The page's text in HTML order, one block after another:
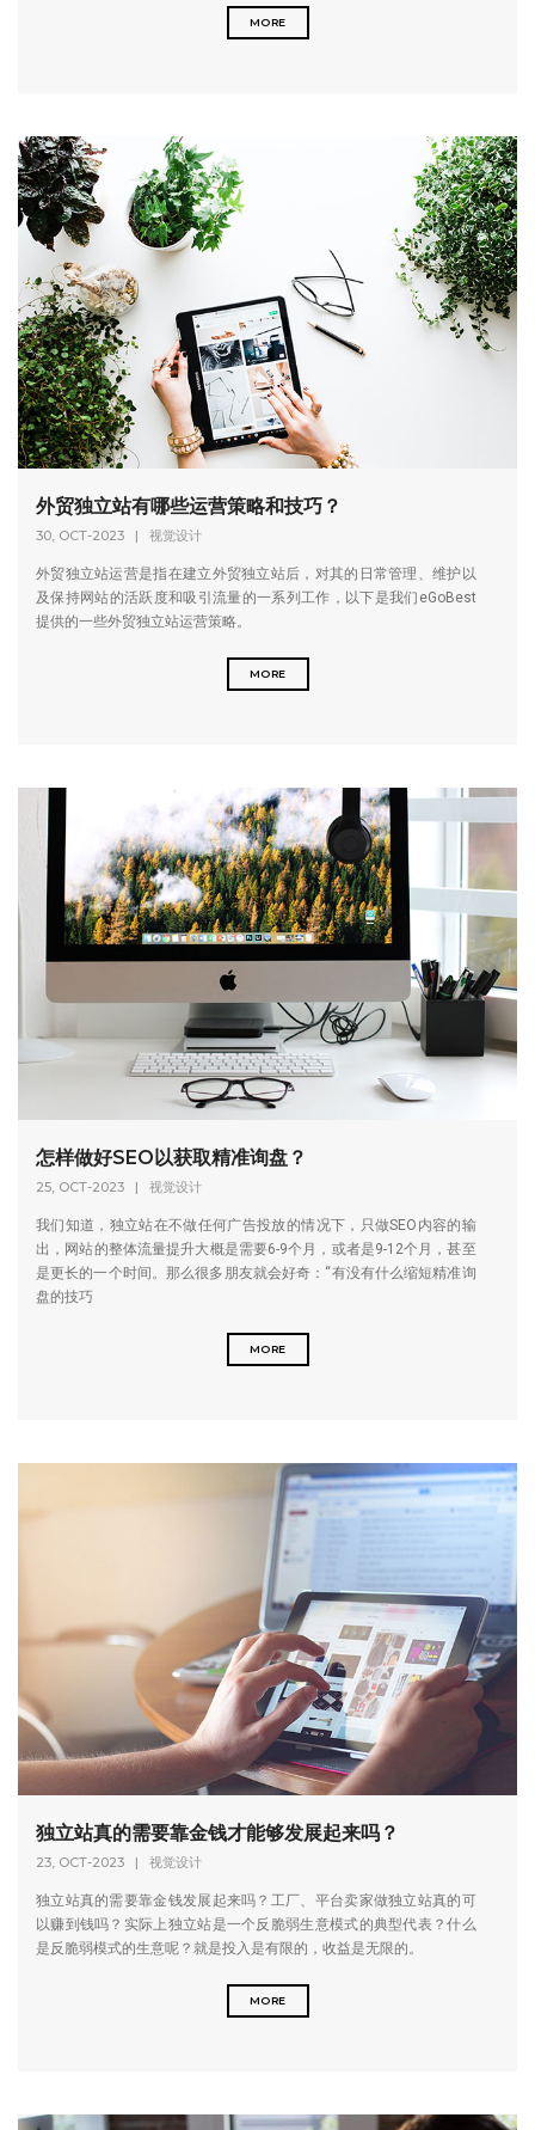
MORE
外贸独立站有哪些运营策略和技巧？
30, OCT-2023 | 视觉设计
外贸独立站运营是指在建立外贸独立站后，对其的日常管理、维护以
及保持网站的活跃度和吸引流量的一系列工作，以下是我们eGoBest
提供的一些外贸独立站运营策略。
MORE
怎样做好SEO以获取精准询盘？
25, OCT-2023 | 视觉设计
我们知道，独立站在不做任何广告投放的情况下，只做SEO内容的输
出，网站的整体流量提升大概是需要6-9个月，或者是9-12个月，甚至
是更长的一个时间。那么很多朋友就会好奇：“有没有什么缩短精准询
盘的技巧
MORE
独立站真的需要靠金钱才能够发展起来吗？
23, OCT-2023 | 视觉设计
独立站真的需要靠金钱发展起来吗？工厂、平台卖家做独立站真的可
以赚到钱吗？实际上独立站是一个反脆弱生意模式的典型代表？什么
是反脆弱模式的生意呢？就是投入是有限的，收益是无限的。
MORE